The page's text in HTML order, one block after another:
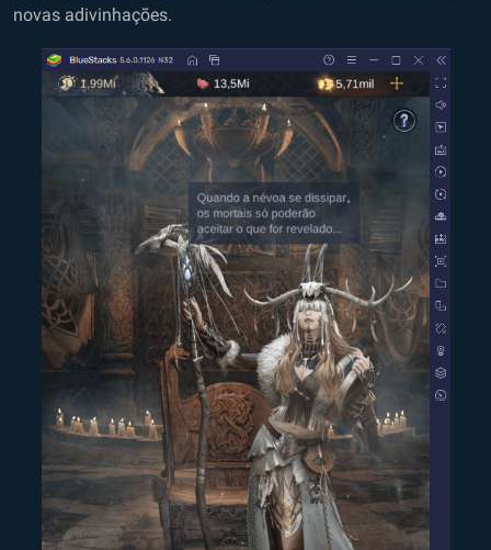
novas adivinhações.